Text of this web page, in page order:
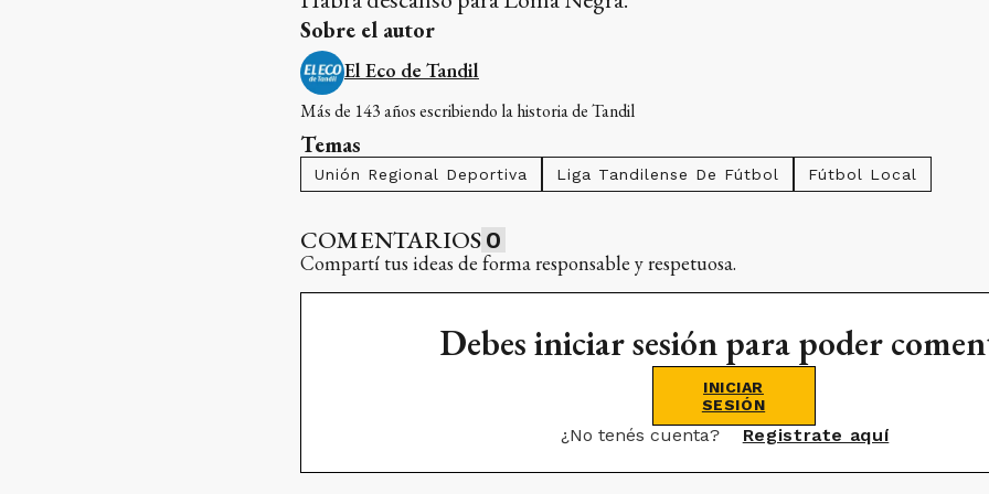
Sobre el autor
El Eco de Tandil
Más de 143 años escribiendo la historia de Tandil
Temas
Unión Regional Deportiva Liga Tandilense De Fútbol Fútbol Local
COMENTARIOS 0
Compartí tus ideas de forma responsable y respetuosa.
Debes iniciar sesión para poder
INICIAR
SESIÓN
¿No tenés cuenta? Registrate aquí